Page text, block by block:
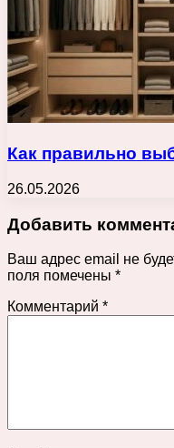
Как правильно
26.05.2026
Добавить
Ваш адрес email не
поля помечены *
Комментарий *